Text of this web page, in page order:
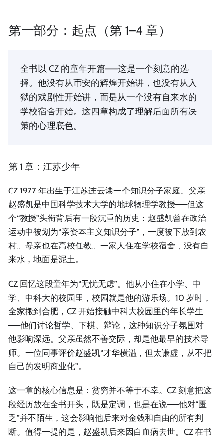
第一部分：起点（第 1–4 章）
全书以 CZ 的童年开篇——这是一个刻意的选
择。他没有从币安的辉煌开始讲，也没有从入
狱的戏剧性开始讲，而是从一个没有自来水的
学校宿舍开始。这四章构成了理解后面所有决
策的心理底色。
第 1 章：江苏少年
CZ 1977 年出生于江苏连云港一个知识分子家庭。父亲
赵盛凯是中国科学技术大学的地球物理学教授——但这
个“教授”头衔背后有一段沉重的历史：赵盛凯曾在政治
运动中被划为“亲资本主义知识分子”，一度被下放到农
村。母亲也在高校任教。一家人住在学校宿舍，没有自
来水，地面是泥土。
CZ 回忆这段童年为“无忧无虑”。他从小住在小学、中
学、中科大的校园里，校园就是他的游乐场。10 岁时，
全家搬到合肥，CZ 开始接触中科大校园里的年长学生
——他们讨论哲学、下棋、辩论，这种知识分子氛围对
他影响深远。父亲虽然不善交际，却是他最早的技术导
师。一位同事评价赵盛凯“才华横溢，但太谦虚，从不把
自己的发明商业化”。
这一章的核心信息是：贫穷并不等于不幸。CZ 刻意把这
段经历放在全书开头，既是定调，也是在说——他对“匮
乏”并不陌生，这会影响他后来对金钱和自由的所有判
断。值得一提的是，赵盛凯后来因白血病去世。CZ 在书